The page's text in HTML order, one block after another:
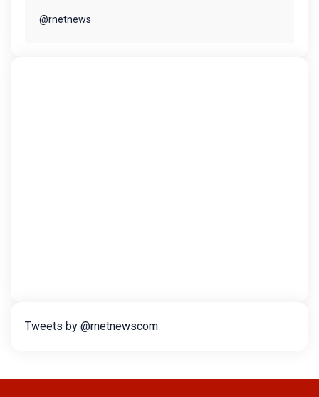
@rnetnews
Tweets by @rnetnewscom